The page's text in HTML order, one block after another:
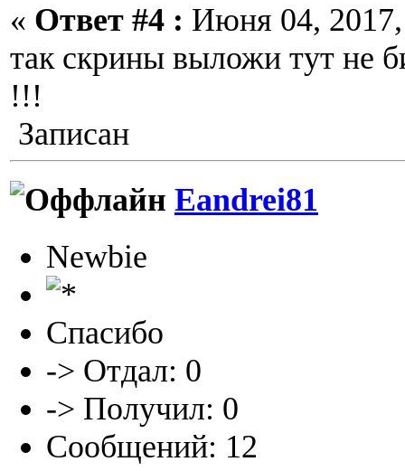
« Ответ #4 : Июня 04,
так скрины выложи тут не
!!!
Записан
Eandrei81
Newbie
Спасибо
-> Отдал: 0
-> Получил: 0
Сообщений: 12